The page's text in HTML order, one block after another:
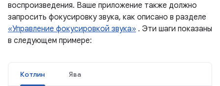
воспроизведения. Ваше приложение также должно
запросить фокусировку звука, как описано в разделе
«Управление фокусировкой звука» . Эти шаги показаны
в следующем примере:
Котлин Ява